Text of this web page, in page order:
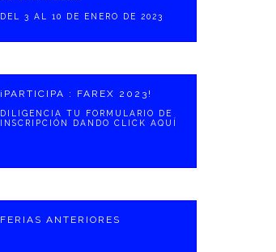
DEL 3 AL 10 DE ENERO DE 2023
¡PARTICIPA : FAREX 2023!
DILIGENCIA TU FORMULARIO DE
INSCRIPCIÓN DANDO CLICK AQUÍ
FERIAS ANTERIORES